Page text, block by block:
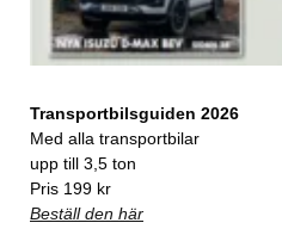
Transportbilsguiden 2026
Med alla transportbilar
upp till 3,5 ton
Pris 199 kr
Beställ den här